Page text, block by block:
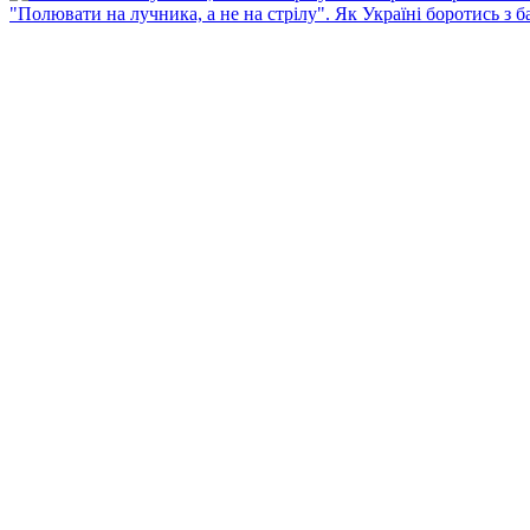
"Полювати на лучника, а не на стрілу". Як Україні боротись з